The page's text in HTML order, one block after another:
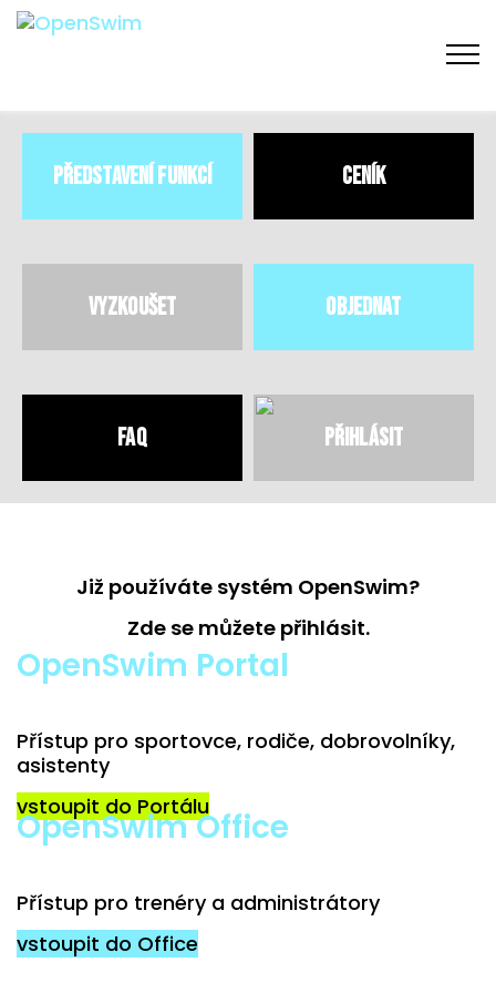
Představení funkcí Ceník
Vyzkoušet Objednat
FAQ Přihlásit
Již používáte systém OpenSwim?
Zde se můžete přihlásit.
OpenSwim Portal
Přístup pro sportovce, rodiče, dobrovolníky,
asistenty
vstoupit do Portálu
OpenSwim Office
Přístup pro trenéry a administrátory
vstoupit do Office